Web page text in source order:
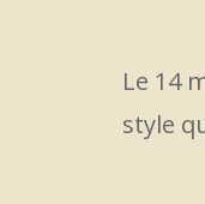
Le 14
style